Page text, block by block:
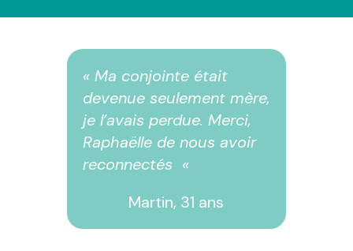
« Ma conjointe était
devenue seulement mère,
je l’avais perdue. Merci,
Raphaëlle de nous avoir
reconnectés «
Martin, 31 ans